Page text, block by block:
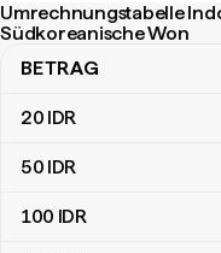
Umrechnungstabelle
Südkoreanische Won
Umrechnungstabelle
BETRAG
20 IDR
50 IDR
100 IDR